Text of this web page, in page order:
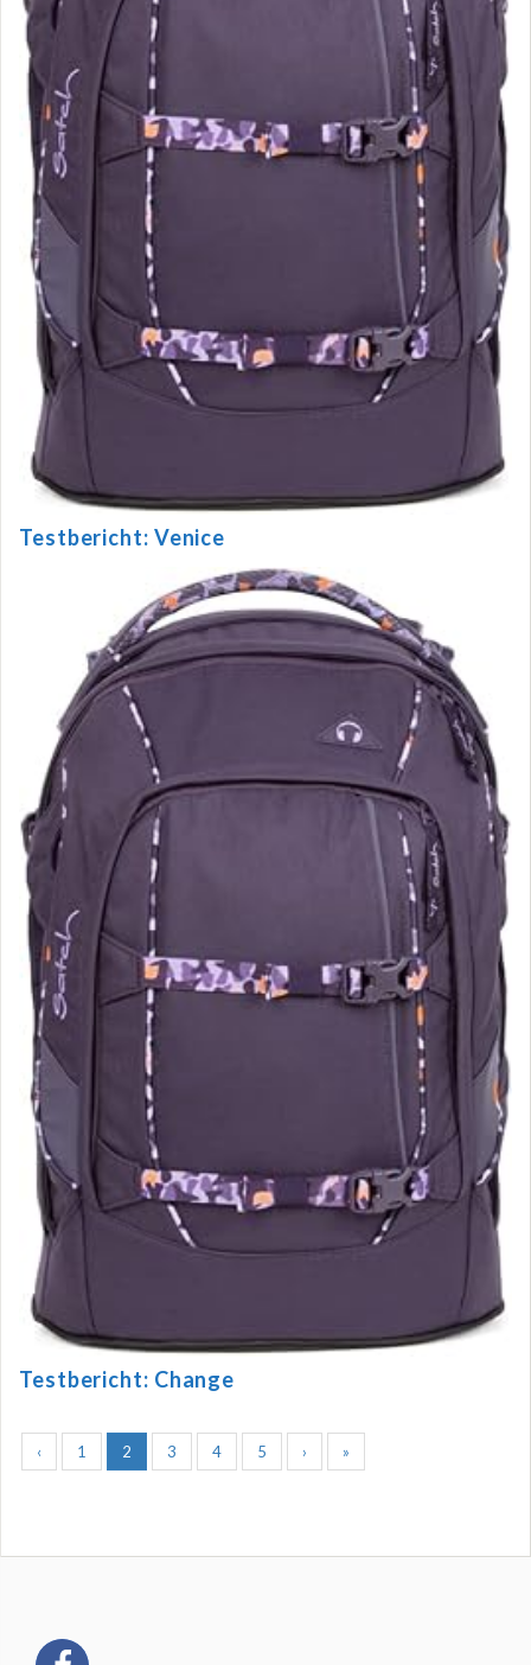
Testbericht: Venice
Testbericht: Change
‹ 1 2 3 4 5 › »